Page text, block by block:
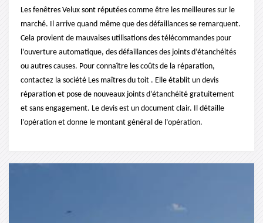
Les fenêtres Velux sont réputées comme être les meilleures sur le
marché. Il arrive quand même que des défaillances se remarquent.
Cela provient de mauvaises utilisations des télécommandes pour
l’ouverture automatique, des défaillances des joints d’étanchéités
ou autres causes. Pour connaître les coûts de la réparation,
contactez la société Les maîtres du toit . Elle établit un devis
réparation et pose de nouveaux joints d’étanchéité gratuitement
et sans engagement. Le devis est un document clair. Il détaille
l’opération et donne le montant général de l’opération.